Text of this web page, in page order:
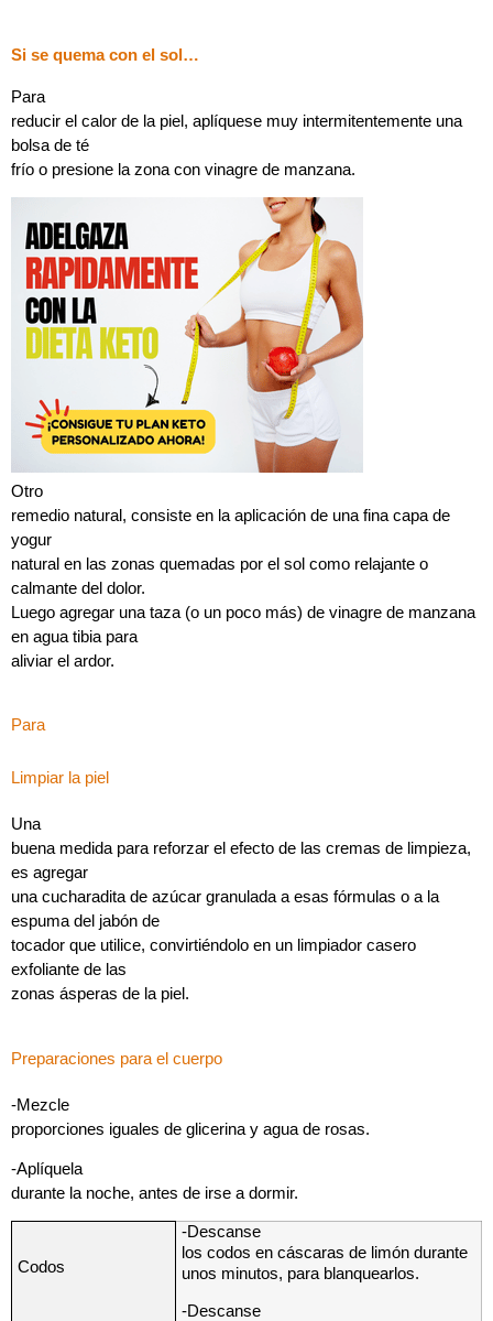
Si se quema con el sol…
Para
reducir el calor de la piel, aplíquese muy intermitentemente una
bolsa de té
frío o presione la zona con vinagre de manzana.
Otro
remedio natural, consiste en la aplicación de una fina capa de
yogur
natural en las zonas quemadas por el sol como relajante o
calmante del dolor.
Luego agregar una taza (o un poco más) de vinagre de manzana
en agua tibia para
aliviar el ardor.
Para
Limpiar la piel
Una
buena medida para reforzar el efecto de las cremas de limpieza,
es agregar
una cucharadita de azúcar granulada a esas fórmulas o a la
espuma del jabón de
tocador que utilice, convirtiéndolo en un limpiador casero
exfoliante de las
zonas ásperas de la piel.
Preparaciones para el cuerpo
-Mezcle
proporciones iguales de glicerina y agua de rosas.
-Aplíquela
durante la noche, antes de irse a dormir.
Codos
-Descanse
los codos en cáscaras de limón durante
unos minutos, para blanquearlos.
-Descanse